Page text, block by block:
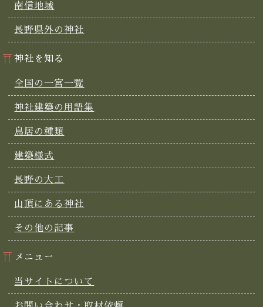
南信地域
長野県外の神社
神社を知る
全国の一宮一覧
神社建築の用語集
鳥居の種類
建築様式
長野の大工
山頂にある神社
その他の記事
メニュー
当サイトについて